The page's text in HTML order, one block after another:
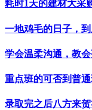
耗时1天的建材大采
一地鸡毛的日子，
学会温柔沟通，教
重点班的可否到普通
录取完之后八方来